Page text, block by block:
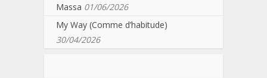
Massa 01/06/2026
My Way (Comme d’habitude)
30/04/2026